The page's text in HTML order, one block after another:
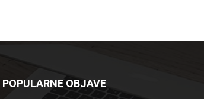
POPULARNE OBJAVE